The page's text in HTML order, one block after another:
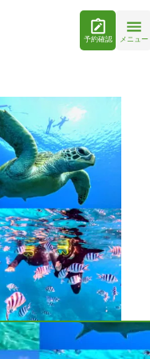
予約確認 メニュー